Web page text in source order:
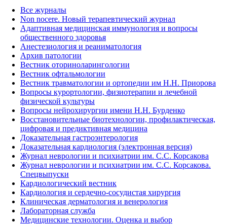
Все журналы
Non nocere. Новый терапевтический журнал
Адаптивная медицинская иммунология и вопросы
общественного здоровья
Анестезиология и реаниматология
Архив патологии
Вестник оториноларингологии
Вестник офтальмологии
Вестник травматологии и ортопедии им Н.Н. Приорова
Вопросы курортологии, физиотерапии и лечебной
физической культуры
Вопросы нейрохирургии имени Н.Н. Бурденко
Восстановительные биотехнологии, профилактическая,
цифровая и предиктивная медицина
Доказательная гастроэнтерология
Доказательная кардиология (электронная версия)
Журнал неврологии и психиатрии им. С.С. Корсакова
Журнал неврологии и психиатрии им. С.С. Корсакова.
Спецвыпуски
Кардиологический вестник
Кардиология и сердечно-сосудистая хирургия
Клиническая дерматология и венерология
Лабораторная служба
Медицинские технологии. Оценка и выбор